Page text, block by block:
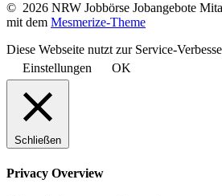
© 2026 NRW Jobbörse Jobangebote
mit dem Mesmerize-Theme
Diese Webseite nutzt zur Service-
Einstellungen
OK
Schließen
Privacy Overview